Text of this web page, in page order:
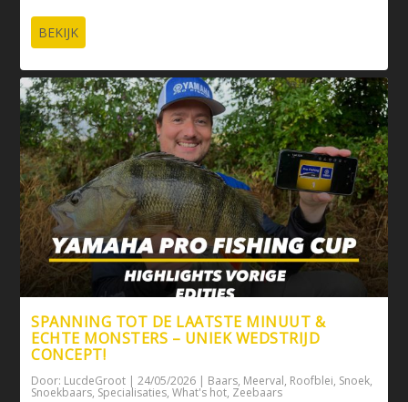
BEKIJK
SPANNING TOT DE LAATSTE MINUUT &
ECHTE MONSTERS – UNIEK WEDSTRIJD
CONCEPT!
Door: LucdeGroot |24/05/2026 | Baars, Meerval, Roofblei, Snoek,
Snoekbaars, Specialisaties,What's hot, Zeebaars